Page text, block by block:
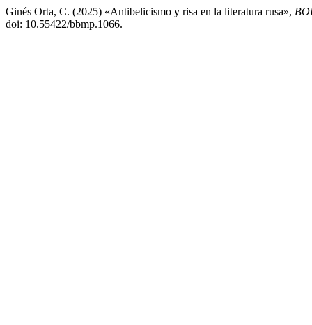
Ginés Orta, C. (2025) «Antibelicismo y risa en la literatura rusa»,
doi: 10.55422/bbmp.1066.